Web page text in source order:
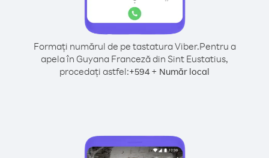
Formați numărul de pe tastatura Viber.Pentru a
apela în Guyana Franceză din Sint Eustatius,
procedați astfel:+594 + Număr local